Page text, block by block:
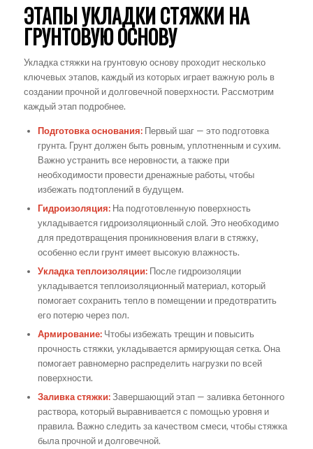
ЭТАПЫ УКЛАДКИ СТЯЖКИ НА
ГРУНТОВУЮ ОСНОВУ
Укладка стяжки на грунтовую основу проходит несколько
ключевых этапов, каждый из которых играет важную роль в
создании прочной и долговечной поверхности. Рассмотрим
каждый этап подробнее.
Подготовка основания:Первый шаг — это подготовка
грунта. Грунт должен быть ровным, уплотненным и сухим.
Важно устранить все неровности, а также при
необходимости провести дренажные работы, чтобы
избежать подтоплений в будущем.
Гидроизоляция:На подготовленную поверхность
укладывается гидроизоляционный слой. Это необходимо
для предотвращения проникновения влаги в стяжку,
особенно если грунт имеет высокую влажность.
Укладка теплоизоляции:После гидроизоляции
укладывается теплоизоляционный материал, который
помогает сохранить тепло в помещении и предотвратить
его потерю через пол.
Армирование:Чтобы избежать трещин и повысить
прочность стяжки, укладывается армирующая сетка. Она
помогает равномерно распределить нагрузки по всей
поверхности.
Заливка стяжки:Завершающий этап — заливка бетонного
раствора, который выравнивается с помощью уровня и
правила. Важно следить за качеством смеси, чтобы стяжка
была прочной и долговечной.